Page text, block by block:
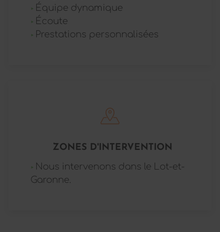
Équipe dynamique
Écoute
Prestations personnalisées
ZONES D'INTERVENTION
Nous intervenons dans le Lot-et-
Garonne.